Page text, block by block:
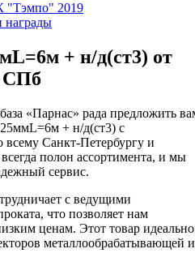
"Тэмпо" 2019
награды
+ н/д(ст3) от
СПб
«Парнас» рада предложить
+ н/д(ст3) с
Санкт-Петербургу и
полон ассортимента, и мы
сервис.
с ведущими
что позволяет нам
ценам. Этот товар идеально
металлообрабатывающей и